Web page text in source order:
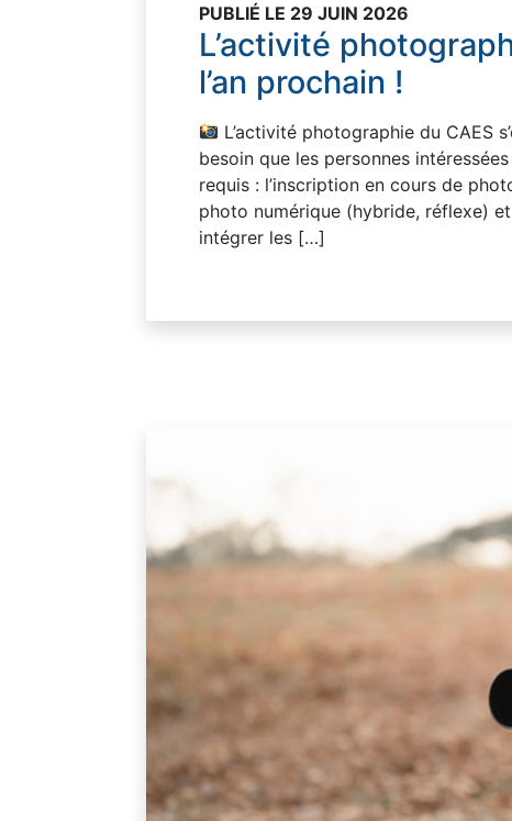
PUBLIÉ LE 29 JUIN 2026
L’activité
l’an prochain !
L’activité photographie du CAES
besoin que les personnes
requis : l’inscription en cours de
photo numérique (hybride, réflexe)
intégrer les […]